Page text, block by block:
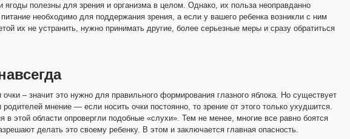
ягоды полезны для зрения и организма в целом. Однако, их польза неоправданно
необходимо для поддержания зрения, а если у вашего ребенка возникли с ним
их не устранить, нужно принимать другие, более серьезные меры и сразу обратиться
очки – значит это нужно для правильного формирования глазного яблока. Но существует
родителей мнение — если носить очки постоянно, то зрение от этого только ухудшится.
в этой области опровергли подобные «слухи». Тем не менее, многие все равно боятся
делать это своему ребенку. В этом и заключается главная опасность.